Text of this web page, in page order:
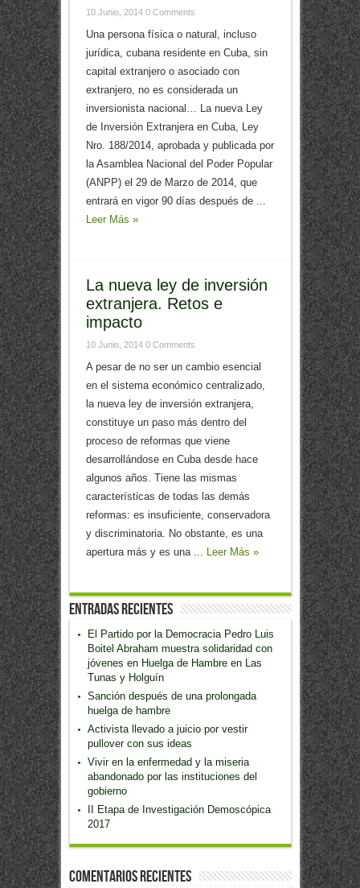
10 Junio, 2014 0 Comments
Una persona física o natural, incluso
jurídica, cubana residente en Cuba, sin
capital extranjero o asociado con
extranjero, no es considerada un
inversionista nacional… La nueva Ley
de Inversión Extranjera en Cuba, Ley
Nro. 188/2014, aprobada y publicada por
la Asamblea Nacional del Poder Popular
(ANPP) el 29 de Marzo de 2014, que
entrará en vigor 90 días después de ...
Leer Más »
La nueva ley de inversión
extranjera. Retos e
impacto
10 Junio, 2014 0 Comments
A pesar de no ser un cambio esencial
en el sistema económico centralizado,
la nueva ley de inversión extranjera,
constituye un paso más dentro del
proceso de reformas que viene
desarrollándose en Cuba desde hace
algunos años. Tiene las mismas
características de todas las demás
reformas: es insuficiente, conservadora
y discriminatoria. No obstante, es una
apertura más y es una ... Leer Más »
Entradas recientes
El Partido por la Democracia Pedro Luis
Boitel Abraham muestra solidaridad con
jóvenes en Huelga de Hambre en Las
Tunas y Holguín
Sanción después de una prolongada
huelga de hambre
Activista llevado a juicio por vestir
pullover con sus ideas
Vivir en la enfermedad y la miseria
abandonado por las instituciones del
gobierno
II Etapa de Investigación Demoscópica
2017
Comentarios recientes